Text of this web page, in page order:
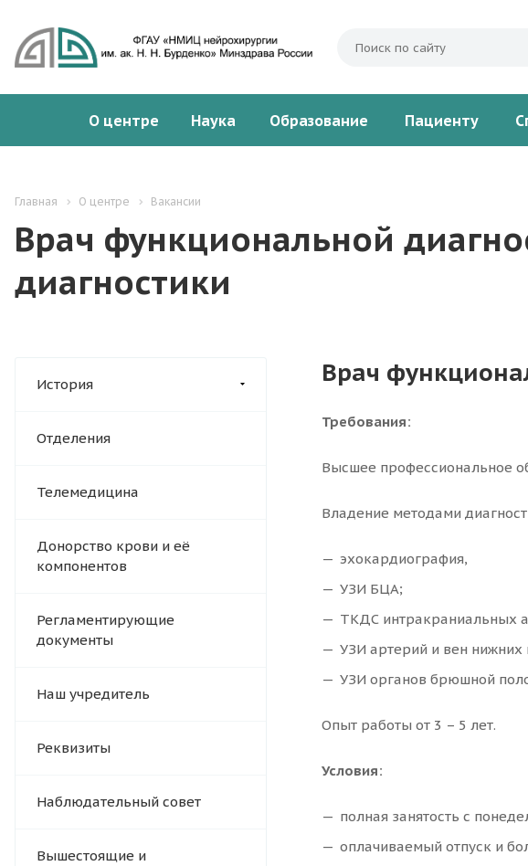
О центре Наука Образование Пациенту
Главная О центре Вакансии
Врач функциональной
диагностики
История
Отделения
Телемедицина
Донорство крови и её
компонентов
Регламентирующие
документы
Наш учредитель
Реквизиты
Наблюдательный совет
Вышестоящие и
Врач
Требования:
Высшее профессиональное
Владение методами
эхокардиография,
УЗИ БЦА;
ТКДС интракраниальных
УЗИ артерий и вен нижних
УЗИ органов брюшной
Опыт работы от 3 – 5 лет.
Условия:
полная занятость с
оплачиваемый отпуск и